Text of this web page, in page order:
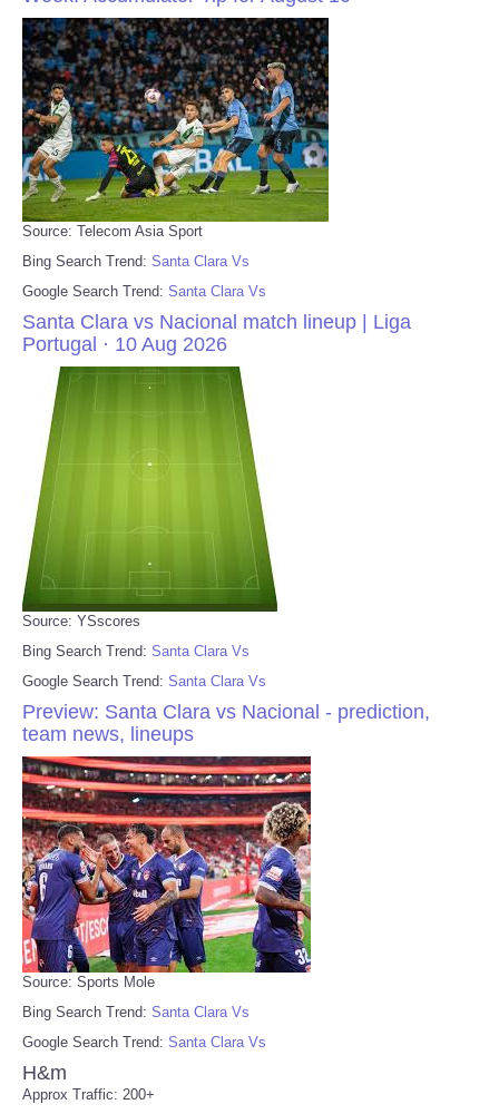
Source: Telecom Asia Sport
Bing Search Trend: Santa Clara Vs
Google Search Trend: Santa Clara Vs
Santa Clara vs Nacional match lineup | Liga
Portugal · 10 Aug 2026
Source: YSscores
Bing Search Trend: Santa Clara Vs
Google Search Trend: Santa Clara Vs
Preview: Santa Clara vs Nacional - prediction,
team news, lineups
Source: Sports Mole
Bing Search Trend: Santa Clara Vs
Google Search Trend: Santa Clara Vs
H&m
Approx Traffic: 200+